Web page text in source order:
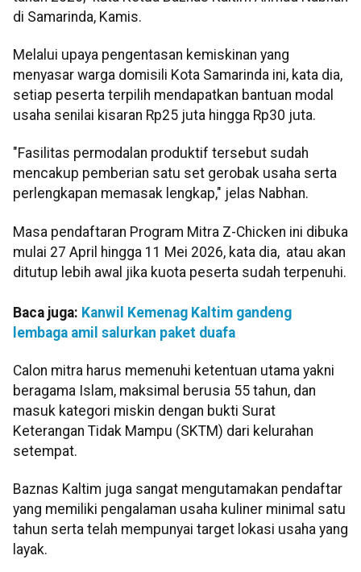
di Samarinda, Kamis.
Melalui upaya pengentasan kemiskinan yang
menyasar warga domisili Kota Samarinda ini, kata dia,
setiap peserta terpilih mendapatkan bantuan modal
usaha senilai kisaran Rp25 juta hingga Rp30 juta.
"Fasilitas permodalan produktif tersebut sudah
mencakup pemberian satu set gerobak usaha serta
perlengkapan memasak lengkap," jelas Nabhan.
Masa pendaftaran Program Mitra Z-Chicken ini dibuka
mulai 27 April hingga 11 Mei 2026, kata dia, atau akan
ditutup lebih awal jika kuota peserta sudah terpenuhi.
Baca juga: Kanwil Kemenag Kaltim gandeng
lembaga amil salurkan paket duafa
Calon mitra harus memenuhi ketentuan utama yakni
beragama Islam, maksimal berusia 55 tahun, dan
masuk kategori miskin dengan bukti Surat
Keterangan Tidak Mampu (SKTM) dari kelurahan
setempat.
Baznas Kaltim juga sangat mengutamakan pendaftar
yang memiliki pengalaman usaha kuliner minimal satu
tahun serta telah mempunyai target lokasi usaha yang
layak.